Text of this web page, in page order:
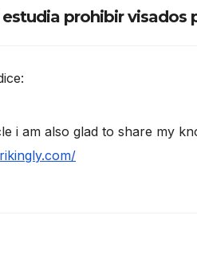
prohibir visados
i am also glad to share my